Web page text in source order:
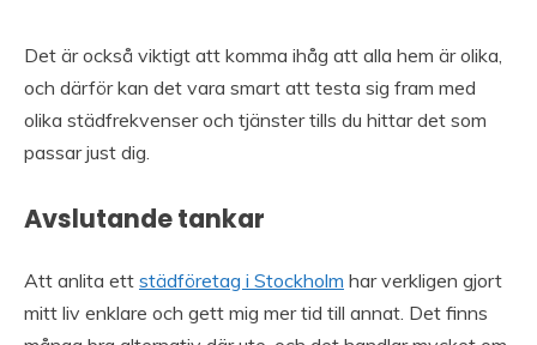
Det är också viktigt att komma ihåg att alla hem är olika,
och därför kan det vara smart att testa sig fram med
olika städfrekvenser och tjänster tills du hittar det som
passar just dig.
Avslutande tankar
Att anlita ett städföretag i Stockholm har verkligen gjort
mitt liv enklare och gett mig mer tid till annat. Det finns